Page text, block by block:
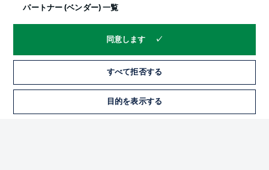
当サイトについて
© 2026 Bundesliga-Gruppe GmbH
パートナー (ベンダー) 一覧
同意します
すべて拒否する
目的を表示する